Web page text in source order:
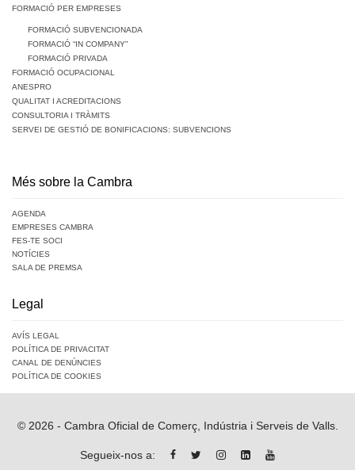
FORMACIÓ PER EMPRESES
FORMACIÓ SUBVENCIONADA
FORMACIÓ “IN COMPANY”
FORMACIÓ PRIVADA
FORMACIÓ OCUPACIONAL
ANESPRO
QUALITAT I ACREDITACIONS
CONSULTORIA I TRÀMITS
SERVEI DE GESTIÓ DE BONIFICACIONS: SUBVENCIONS
Més sobre la Cambra
AGENDA
EMPRESES CAMBRA
FES-TE SOCI
NOTÍCIES
SALA DE PREMSA
Legal
AVÍS LEGAL
POLÍTICA DE PRIVACITAT
CANAL DE DENÚNCIES
POLÍTICA DE COOKIES
© 2026 - Cambra Oficial de Comerç, Indústria i Serveis de Valls.
Segueix-nos a: